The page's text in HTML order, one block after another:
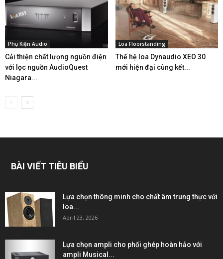
Phụ Kiện Audio
Cải thiện chất lượng nguồn điện
với lọc nguồn AudioQuest
Niagara...
Loa Floorstanding
Thế hệ loa Dynaudio XEO 30
mới hiện đại cùng kết...
BÀI VIẾT TIÊU BIỂU
Lựa chọn thông minh cho chất âm trung thực với
loa...
April 23, 2026
Lựa chọn ampli cho phối ghép hoàn hảo với
ampli Musical...